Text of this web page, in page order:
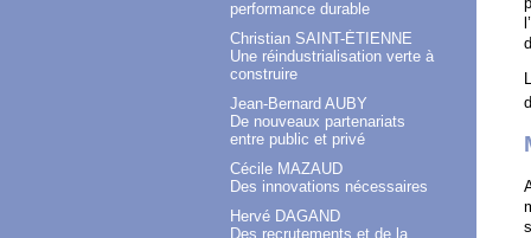
performance durable
Christian SAINT-ÉTIENNE
Une réindustrialisation verte à
construire
Jean-Bernard AUBY
De nouveaux partenariats
entre public et privé
Cécile MAZAUD
Des innovations nécessaires
Hervé DAGAND
Des recrutements et de la